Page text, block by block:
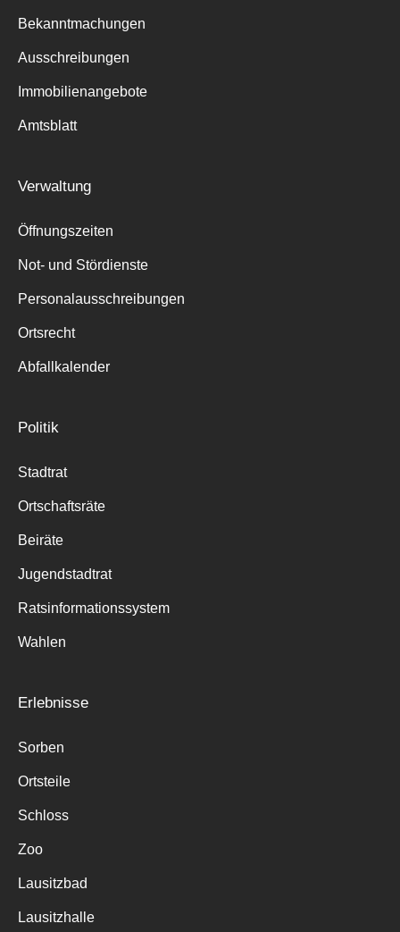
Suche
Bekanntmachungen
Ausschreibungen
Immobilienangebote
Amtsblatt
Verwaltung
Öffnungszeiten
Not- und Stördienste
Personalausschreibungen
Ortsrecht
Abfallkalender
Politik
Stadtrat
Ortschaftsräte
Beiräte
Jugendstadtrat
Ratsinformationssystem
Wahlen
Erlebnisse
Sorben
Ortsteile
Schloss
Zoo
Lausitzbad
Lausitzhalle